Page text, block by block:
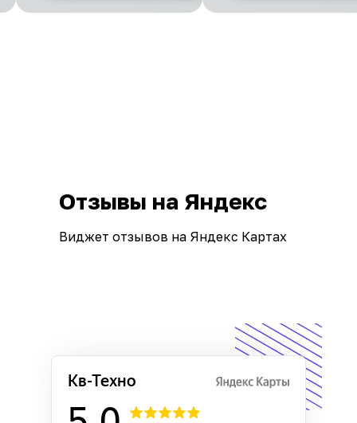
Виджет отзывов на Яндекс Картах
Отзывы на Яндекс